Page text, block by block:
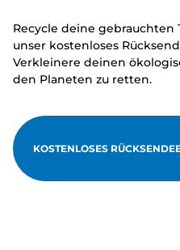
Recycle deine
unser kostenloses
Verkleinere deinen
den Planeten zu retten.
KOSTENLOSES